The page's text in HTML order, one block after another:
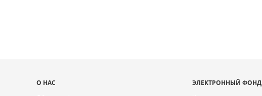
Карта
О НАС
ЭЛЕКТРОННЫЙ ФОНД